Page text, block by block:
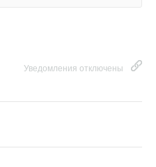
Уведомления отключены